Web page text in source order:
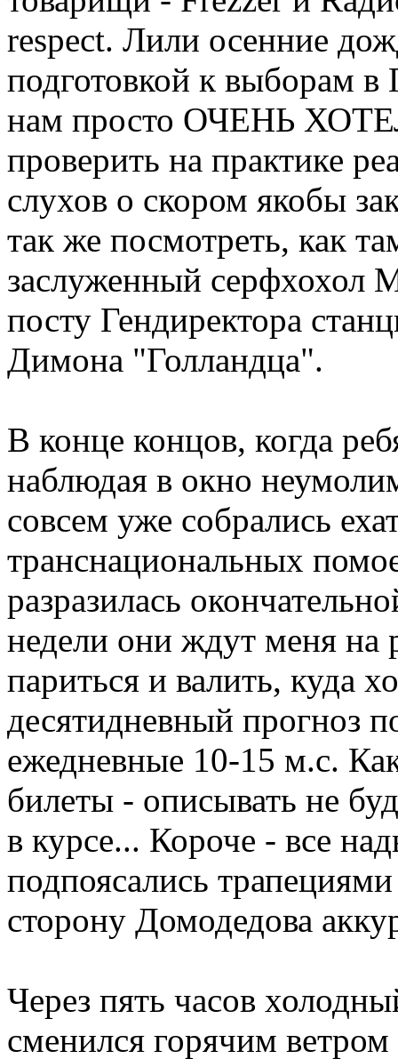
respect. Лили осенние
подготовкой к выборам
нам просто ОЧЕНЬ
проверить на практике
слухов о скором якобы
так же посмотреть, как
заслуженный серфхохол
посту Гендиректора
Димона "Голландца".
В конце концов, когда
наблюдая в окно
совсем уже собрались
транснациональных
разразилась
недели они ждут меня на
париться и валить, куда
десятидневный прогноз
ежедневные 10-15 м.с.
билеты - описывать не
в курсе... Короче - все
подпоясались
сторону Домодедова
Через пять часов
сменился горячим